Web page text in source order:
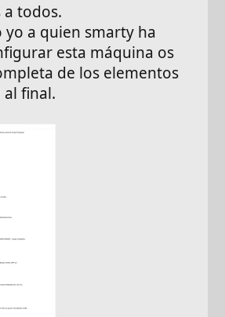
a todos.
yo a quien smarty ha
esta máquina os
de los elementos
final.